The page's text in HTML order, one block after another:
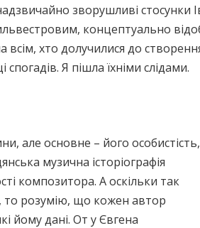
зворушливі стосунки
концептуально
хто долучилися до
Я пішла їхніми слідами.
але основне – його особистість,
музична історіографія
композитора. А оскільки так
то розумію, що кожен автор
йому дані. От у Євгена